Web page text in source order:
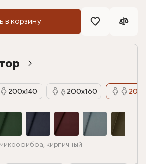
в корзину
200х140 200х160
кирпичный